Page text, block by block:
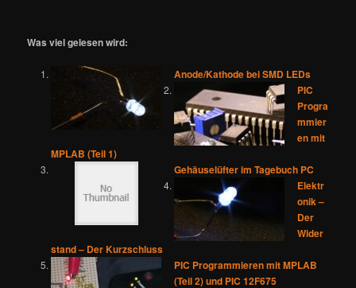
Was viel gelesen wird:
Anode/Kathode bei SMD LEDs
PIC
Progra
mmier
en mit
MPLAB (Teil 1)
Gehäuselüfter im Tagebuch PC
Elektr
onik –
Der
Wider
stand – Der Kurzschluss
PIC Programmieren mit MPLAB
(Teil 2) und PIC 12F675